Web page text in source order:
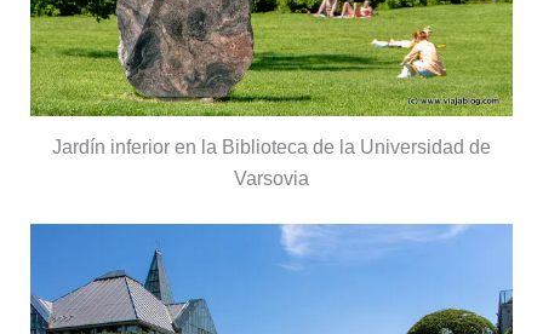
Jardín inferior en la Biblioteca de la Universidad de
Varsovia